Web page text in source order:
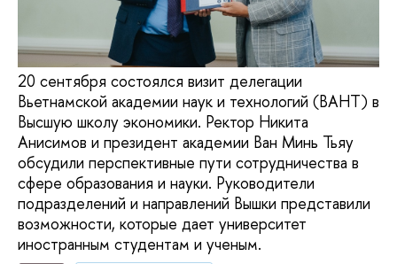
20 сентября состоялся визит делегации
Вьетнамской академии наук и технологий (ВАНТ) в
Высшую школу экономики. Ректор Никита
Анисимов и президент академии Ван Минь Тьяу
обсудили перспективные пути сотрудничества в
сфере образования и науки. Руководители
подразделений и направлений Вышки представили
возможности, которые дает университет
иностранным студентам и ученым.